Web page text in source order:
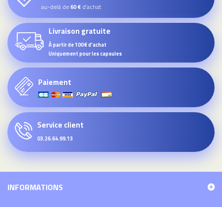
au-delà de60 € d’achat
Livraison gratuite
À partir de 100€ d'achat
Uniquement pour les capsules
Paiement
Service client
03.26.64.99.13
INFORMATIONS